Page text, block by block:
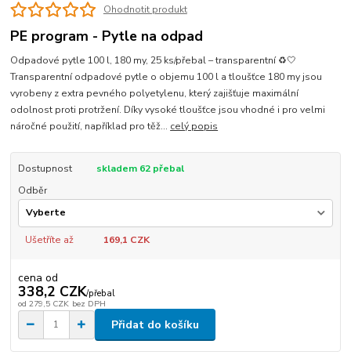
Ohodnotit produkt
PE program - Pytle na odpad
Odpadové pytle 100 l, 180 my, 25 ks/přebal – transparentní ♻️🤍
Transparentní odpadové pytle o objemu 100 l a tloušťce 180 my jsou
vyrobeny z extra pevného polyetylenu, který zajišťuje maximální
odolnost proti protržení. Díky vysoké tloušťce jsou vhodné i pro velmi
náročné použití, například pro těž... celý popis
Dostupnost
skladem 62 přebal
Odběr
Ušetříte až 169,1 CZK
cena od
338,2 CZK/přebal
od 279,5 CZK bez DPH
Přidat do košíku